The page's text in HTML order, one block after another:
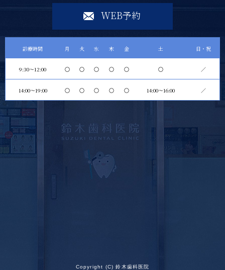
WEB予約
診療時間 月 火 水 木 金 土 日・祝
9:30～12:00 〇 〇 〇 〇 〇 〇 ／
14:00〜19:00 〇 〇 〇 〇 〇 14:00～16:00 ／
Copyright (C) 鈴木歯科医院